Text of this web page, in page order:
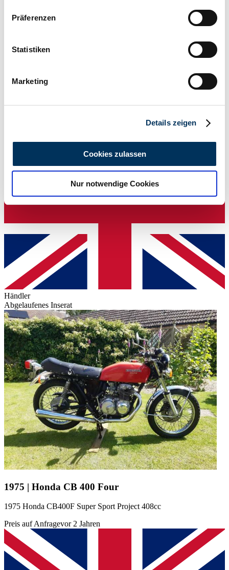
Informationen über Ihre geografische Lage
können
bestimmten Merkmalen (Fingerprinting) identifizieren
Erfahren Sie mehr darüber, wie Ihre persönlichen Daten
analysieren. Außerdem geben wir Informationen zu Ihrer
Verwendung unserer Website an unsere Partner für
soziale Medien, Werbung und Analysen weiter. Unsere
weiteren Daten zusammen, die Sie ihnen bereitgestellt
haben oder die sie im Rahmen Ihrer Nutzung der Dienste
gesammelt haben.Datenschutzerklärung
Präferenzen
Statistiken
Marketing
Details zeigen
Cookies zulassen
Nur notwendige Cookies
Händler
Abgelaufenes Inserat
1975 | Honda CB 400 Four
1975 Honda CB400F Super Sport Project 408cc
Preis auf Anfragevor 2 Jahren